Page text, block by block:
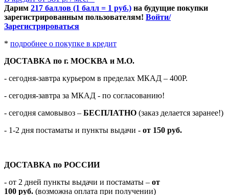
Дарим 217 баллов (1 балл = 1 руб.) на будущие покупки
зарегистрированным пользователям! Войти/
Зарегистрироваться
* подробнее о покупке в кредит
ДОСТАВКА по г. МОСКВА и М.О.
- сегодня-завтра курьером в пределах МКАД – 400Р.
- сегодня-завтра за МКАД - по согласованию!
- сегодня самовывоз – БЕСПЛАТНО (заказ делается заранее!)
- 1-2 дня постаматы и пункты выдачи - от 150 руб.
ДОСТАВКА по РОССИИ
- от 2 дней пункты выдачи и постаматы – от
100 руб. (возможна оплата при получении)